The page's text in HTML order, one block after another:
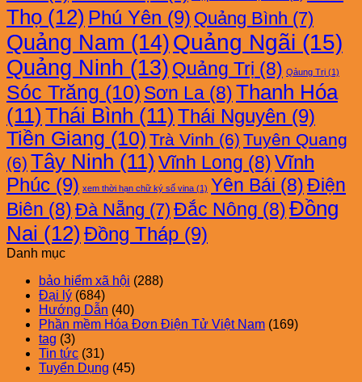
Thọ (12) Phú Yên (9) Quảng Bình (7)
Quảng Nam (14)Quảng Ngãi (15)
Quảng Ninh (13) Quảng Trị (8) Qảung Trị (1)
Sóc Trăng (10) Sơn La (8)Thanh Hóa
(11) Thái Bình (11) Thái Nguyên (9)
Tiền Giang (10) Trà Vinh (6) Tuyên Quang
(6) Tây Ninh (11) Vĩnh Long (8)Vĩnh
Phúc (9) xem thời hạn chữ ký số vina (1) Yên Bái (8)Điện
Biên (8) Đà Nẵng (7) Đắc Nông (8)Đồng
Nai (12) Đồng Tháp (9)
Danh mục
bảo hiểm xã hội (288)
Đại lý (684)
Hướng Dẫn (40)
Phần mềm Hóa Đơn Điện Tử Việt Nam (169)
tag (3)
Tin tức (31)
Tuyển Dụng (45)